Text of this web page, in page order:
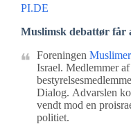
PI.DE
Muslimsk debattør får
Foreningen
Israel. Medlemmer
Dialog. Advarslen
vendt mod en
politiet.